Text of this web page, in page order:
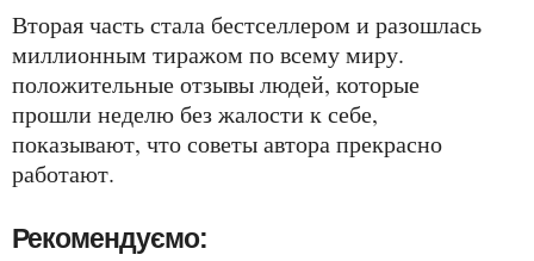
вторая часть стала бестселлером и разошлась
миллионным тиражом по всему миру.
положительные отзывы людей, которые
прошли неделю без жалости к себе,
показывают, что советы автора прекрасно
работают.
Рекомендуємо: